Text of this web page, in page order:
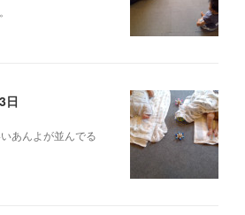
日
あんよが並んでる